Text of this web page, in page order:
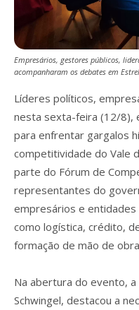
Empresários, gestores públicos,
acompanharam os debates em
Líderes políticos,
nesta sexta-feira (12/8),
para enfrentar gargalos
competitividade do Vale
parte do Fórum de
representantes do
empresários e
como logística, crédito,
formação de mão de
Na abertura do evento,
Schwingel, destacou a